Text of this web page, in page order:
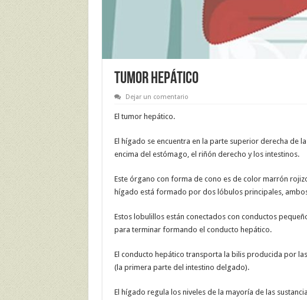
TUMOR HEPÁTICO
Dejar un comentario
El tumor hepático.
El hígado se encuentra en la parte superior derecha de
encima del estómago, el riñón derecho y los intestinos.
Este órgano con forma de cono es de color marrón
hígado está formado por dos lóbulos principales,
Estos lobulillos están conectados con conductos
para terminar formando el conducto hepático.
El conducto hepático transporta la bilis producida por
(la primera parte del intestino delgado).
El hígado regula los niveles de la mayoría de las